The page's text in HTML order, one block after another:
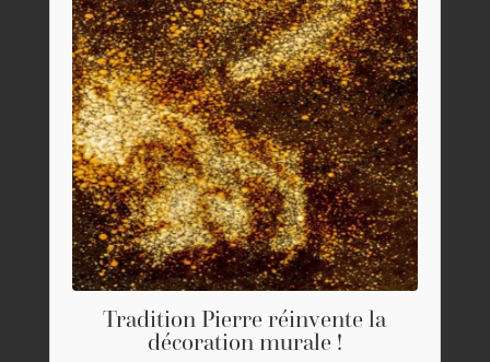
Tradition Pierre réinvente la
décoration murale !